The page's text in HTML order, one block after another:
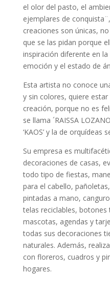
el olor del pasto, el
ejemplares de
creaciones son únicas,
que se las pidan porque
inspiración diferente en
emoción y el estado de
Esta artista no conoce
y sin colores, quiere
creación, porque no es
se llama ´RAISSA
‘KAOS’ y la de orquídeas
Su empresa es
decoraciones de casas,
todo tipo de fiestas,
para el cabello,
pintadas a mano,
telas reciclables,
mascotas, agendas y
todas sus decoraciones
naturales. Además,
con floreros, cuadros y
hogares.